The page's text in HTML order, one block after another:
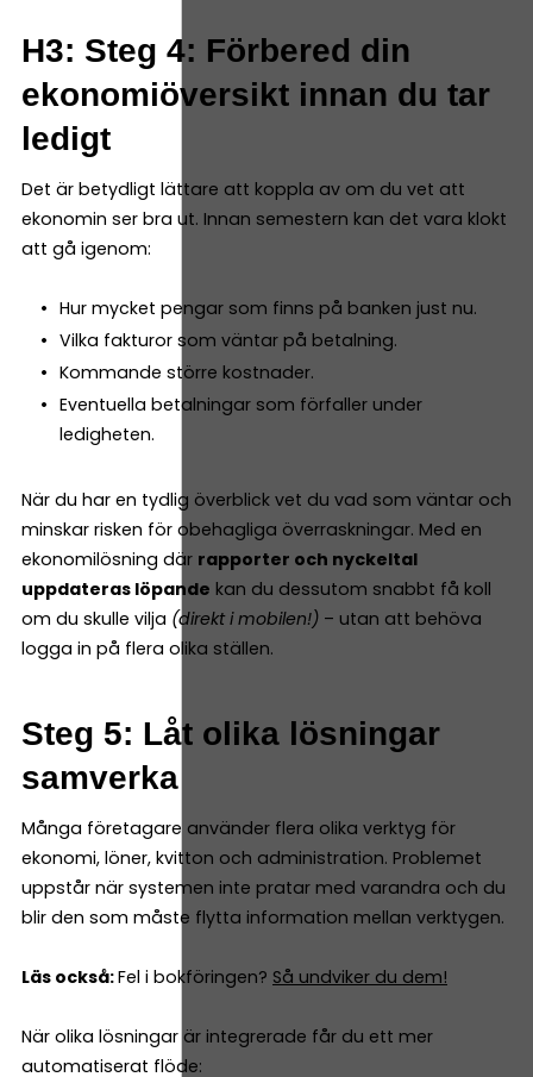
H3: Steg 4: Förbered din
ekonomiöversikt innan du tar
ledigt
Det är betydligt lättare att koppla av om du vet att
ekonomin ser bra ut. Innan semestern kan det vara klokt
att gå igenom:
Hur mycket pengar som finns på banken just nu.
Vilka fakturor som väntar på betalning.
Kommande större kostnader.
Eventuella betalningar som förfaller under
ledigheten.
När du har en tydlig överblick vet du vad som väntar och
minskar risken för obehagliga överraskningar. Med en
ekonomilösning där rapporter och nyckeltal
uppdateras löpande kan du dessutom snabbt få koll
om du skulle vilja (direkt i mobilen!) – utan att behöva
logga in på flera olika ställen.
Steg 5: Låt olika lösningar
samverka
Många företagare använder flera olika verktyg för
ekonomi, löner, kvitton och administration. Problemet
uppstår när systemen inte pratar med varandra och du
blir den som måste flytta information mellan verktygen.
Läs också:Fel i bokföringen? Så undviker du dem!
När olika lösningar är integrerade får du ett mer
automatiserat flöde: